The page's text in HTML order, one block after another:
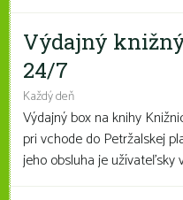
Výdajný
24/7
Každý deň
Výdajný box na knihy
pri vchode do Petržalskej
jeho obsluha je užívateľsky